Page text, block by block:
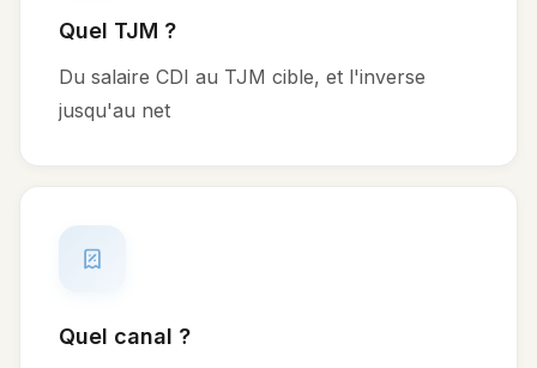
Quel TJM ?
Du salaire CDI au TJM cible, et l'inverse
jusqu'au net
Quel canal ?